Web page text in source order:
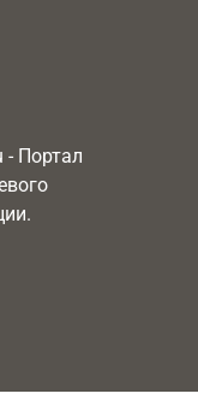
- Портал